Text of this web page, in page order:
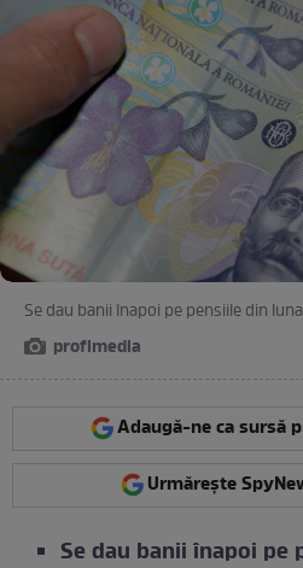
Se dau banii înapoi pe pensiile din
profimedia
Adaugă-ne ca sursă
Urmărește
Se dau banii înapoi pe